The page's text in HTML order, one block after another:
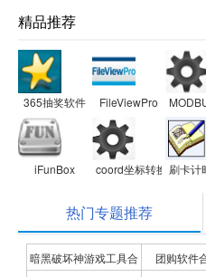
精品推荐
365抽奖软件 FileViewPro
iFunBox coord坐标转换软件
刷卡计
热门专题推荐
暗黑破坏神游戏工具合
团购软件